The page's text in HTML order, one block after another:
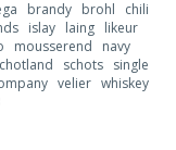
brandy brohl
chili
islay laing likeur
mousserend
navy
schots
single
velier whiskey